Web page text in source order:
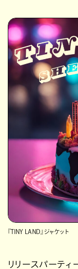
『TINY LAND』ジャケット
リリースパーティ